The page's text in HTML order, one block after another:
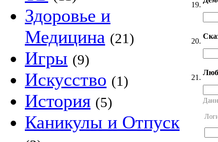
Здоровье и
Медицина (21)
Игры (9)
Искусство (1)
История (5)
Каникулы и Отпуск
19.
20.
21.